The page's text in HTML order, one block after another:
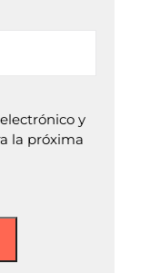
y
la próxima